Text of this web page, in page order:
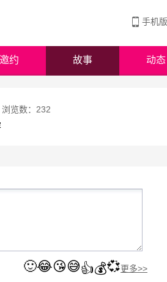
手机版
邀约 故事 动态
览数： 232
更多>>
🙂😂😘😅👍💰💞